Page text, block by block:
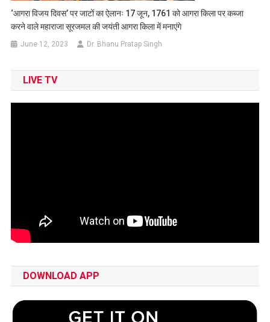
‘आगरा विजय दिवस’ पर जाटों का ऐलानः 17 जून, 1761 को आगरा किला पर कब्जा
करने वाले महाराजा सूरजमल की जयंती आगरा किला में मनाएंगे
June 12, 2023 Dr. Bhanu Pratap Singh
LIVE TV
DOWNLOAD APP